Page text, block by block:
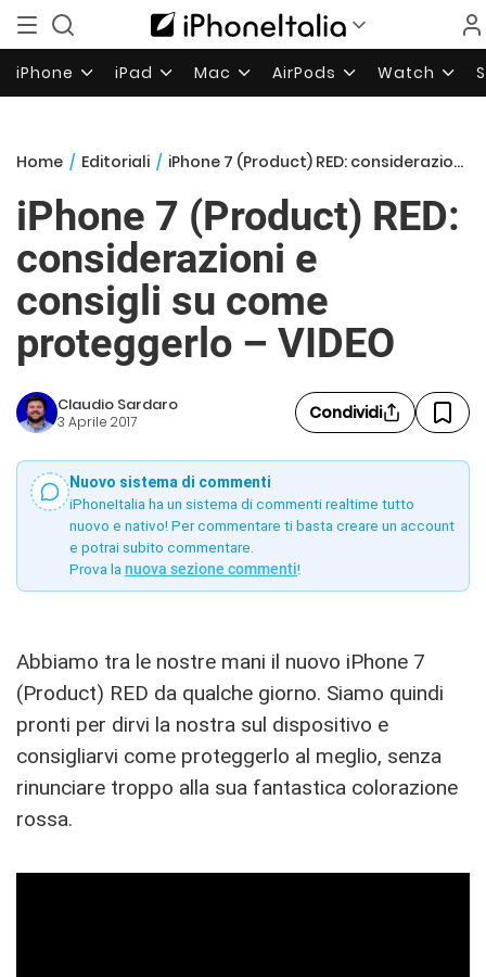
iPhone iPad Mac AirPods Watch
Home / Editoriali / iPhone 7 (Product) RED: considerazioni e consigli su come proteggerlo – VIDEO
iPhone 7 (Product) RED:
considerazioni e
consigli su come
proteggerlo – VIDEO
Claudio Sardaro
3 Aprile 2017 Condividi
Nuovo sistema di commenti
iPhoneItalia ha un sistema di commenti realtime tutto
nuovo e nativo! Per commentare ti basta creare un account
e potrai subito commentare.
Prova la nuova sezione commenti!
Abbiamo tra le nostre mani il nuovo iPhone 7
(Product) RED da qualche giorno. Siamo quindi
pronti per dirvi la nostra sul dispositivo e
consigliarvi come proteggerlo al meglio, senza
rinunciare troppo alla sua fantastica colorazione
rossa.